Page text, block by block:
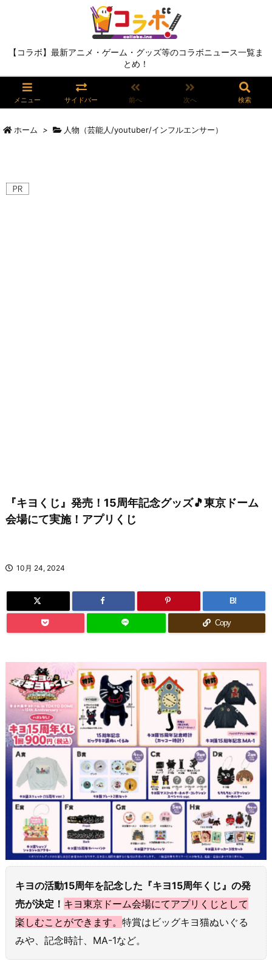
【コラボ】最新アニメ・ゲーム・グッズ等のコラボニュース一覧ま
とめ！
メニュー サイドバー 前へ 次へ 検索
ホーム > 人物（芸能人/youtuber/インフルエンサー）
『キヨくじ』発売！15周年記念グッズ🎵東京ドーム
会場にて実施！アプリくじ
10月 24, 2024
B!
Copy
キヨの活動15周年を記念した『キヨ15周年くじ』の発
売が決定！ キヨ東京ドーム会場にてアプリくじとして
楽しむことができます。 特賞はビッグキヨ猫ぬいぐる
みや、記念時計、MA-1など。